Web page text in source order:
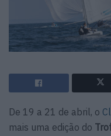
De 19 a 21 de abril, o
mais uma edição do